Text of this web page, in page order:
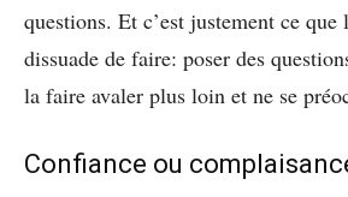
questions. Et c’est justement ce que
dissuade de faire: poser des
la faire avaler plus loin et ne se
Confiance ou